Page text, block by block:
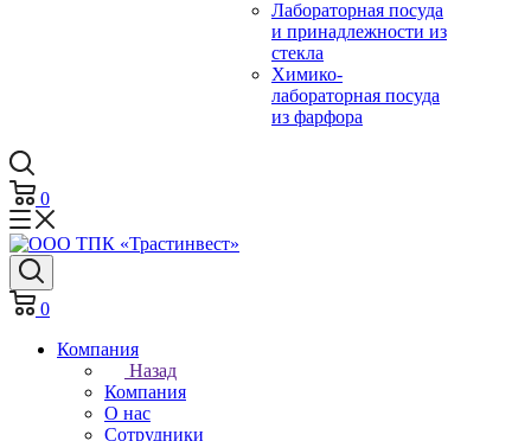
Лабораторная посуда
и принадлежности из
стекла
Химико-
лабораторная посуда
из фарфора
0
0
Компания
Назад
Компания
О нас
Сотрудники